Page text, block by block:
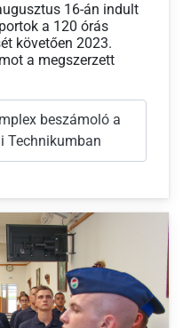
16-án indult
a 120 órás
követően 2023.
a megszerzett
beszámoló a
Technikumban